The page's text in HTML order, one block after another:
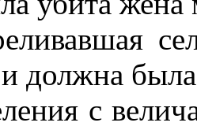
и должна
с